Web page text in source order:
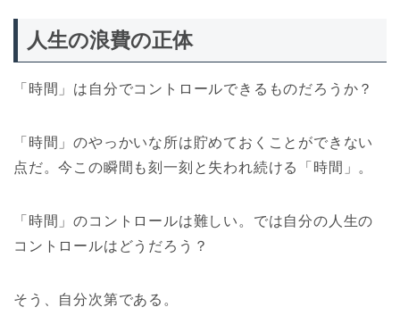
人生の浪費の正体
「時間」は自分でコントロールできるものだろうか？
「時間」のやっかいな所は貯めておくことができない
点だ。今この瞬間も刻一刻と失われ続ける「時間」。
「時間」のコントロールは難しい。では自分の人生の
コントロールはどうだろう？
そう、自分次第である。